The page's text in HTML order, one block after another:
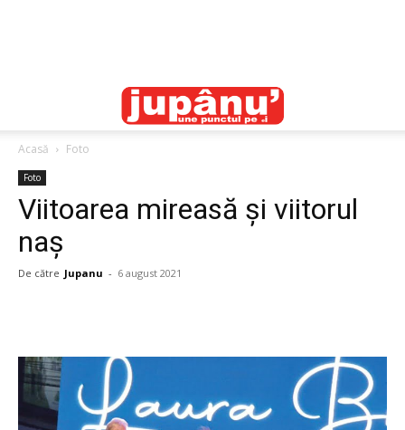
Acasă Foto
Foto
Viitoarea mireasă și viitorul
naș
De către Jupanu - 6 august 2021